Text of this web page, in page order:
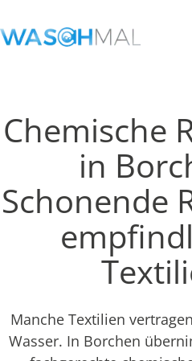
Chemische
in
Schonende
Manche Textilien
Wasser. In Borchen